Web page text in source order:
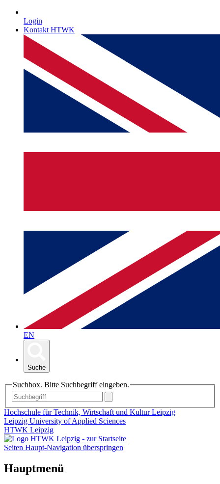
Login
Kontakt HTWK
EN
Suche
Suchbox. Bitte Suchbegriff eingeben.
Hochschule für Technik, Wirtschaft und Kultur Leipzig
Leipzig University of Applied Sciences
HTWK Leipzig
Seiten Haupt-Navigation überspringen
Hauptmenü